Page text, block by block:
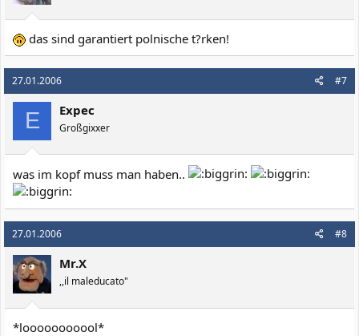
das sind garantiert polnische t?rken!
27.01.2006 #7
E Expec
Großgixxer
was im kopf muss man haben..
27.01.2006 #8
Mr.X
,,il maleducato"
*looooooooool*